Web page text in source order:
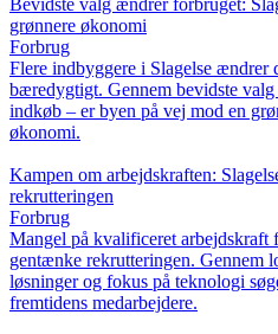
Bevidste valg ændrer forbruget:
grønnere økonomi
Forbrug
Flere indbyggere i Slagelse ændrer
bæredygtigt. Gennem bevidste
indkøb – er byen på vej mod en
økonomi.
Kampen om arbejdskraften:
rekrutteringen
Forbrug
Mangel på kvalificeret arbejdskraft
gentænke rekrutteringen. Gennem
løsninger og fokus på teknologi
fremtidens medarbejdere.